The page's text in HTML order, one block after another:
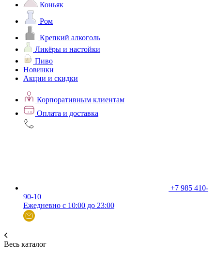
Коньяк
Ром
Крепкий алкоголь
Ликёры и настойки
Пиво
Новинки
Акции и скидки
Корпоративным клиентам
Оплата и доставка
+7 985 410-
90-10
Ежедневно с 10:00 до 23:00
Весь каталог